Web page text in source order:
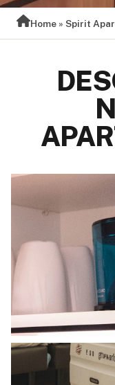
Home »Spirit